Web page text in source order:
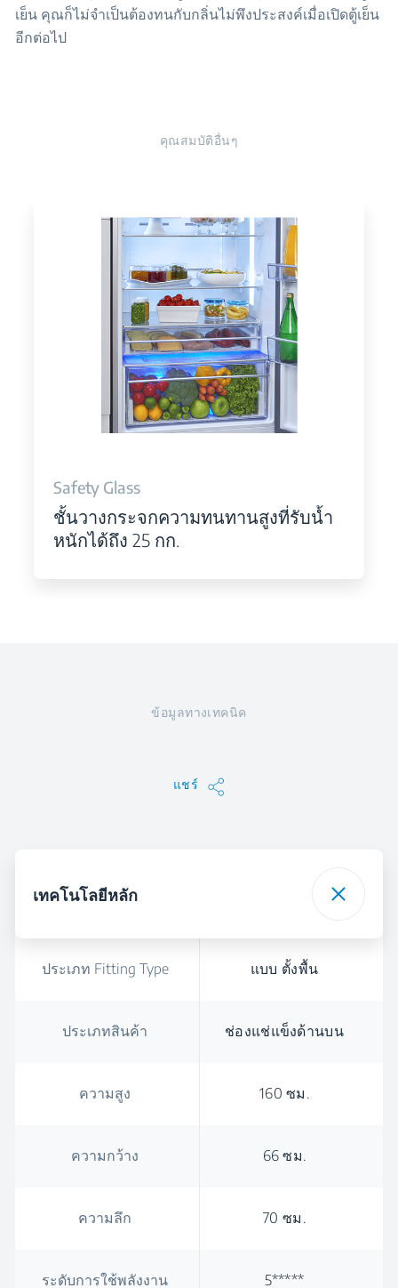
เย็น คุณก็ไม่จำเป็นต้องทนกับกลิ่นไม่พึงประสงค์เมื่อเปิดตู้เย็น
อีกต่อไป
คุณสมบัติอื่นๆ
Safety Glass
ชั้นวางกระจกความทนทานสูงที่รับน้ำ
หนักได้ถึง 25 กก.
ข้อมูลทางเทคนิค
แชร์
เทคโนโลยีหลัก
ประเภท Fitting Type แบบ ตั้งพื้น
ประเภทสินค้า ช่องแช่แข็งด้านบน
ความสูง 160 ซม.
ความกว้าง 66 ซม.
ความลึก 70 ซม.
ระดับการใช้พลังงาน 5*****